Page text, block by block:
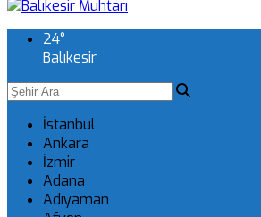
24°
Balıkesir
İstanbul
Ankara
İzmir
Adana
Adıyaman